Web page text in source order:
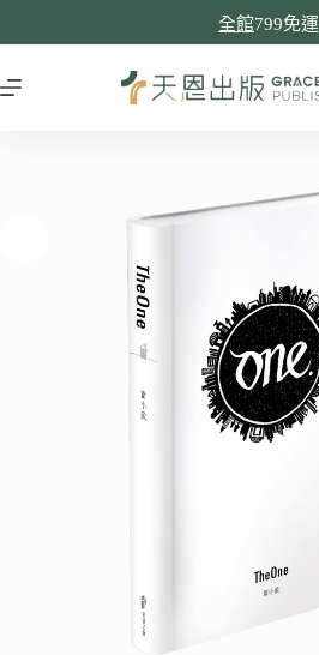
全館799免運